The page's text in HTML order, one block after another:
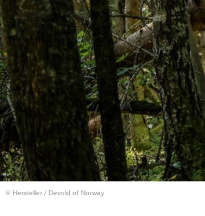
© Hersteller / Devold of Norway